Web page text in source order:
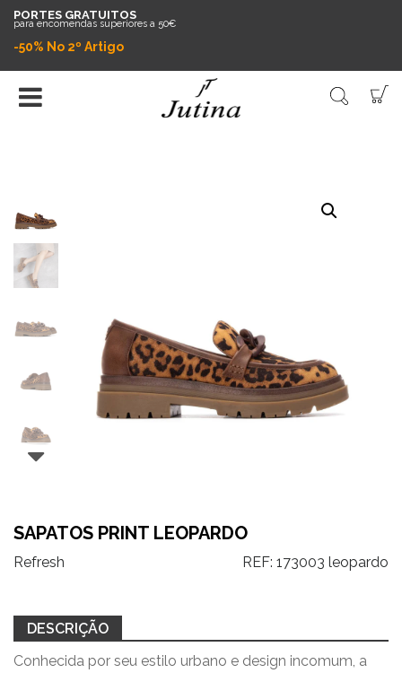
PORTES GRATUITOS
para encomendas superiores a 50€
-50% No 2º Artigo
SAPATOS PRINT LEOPARDO
Refresh REF: 173003 leopardo
DESCRIÇÃO
Conhecida por seu estilo urbano e design incomum, a